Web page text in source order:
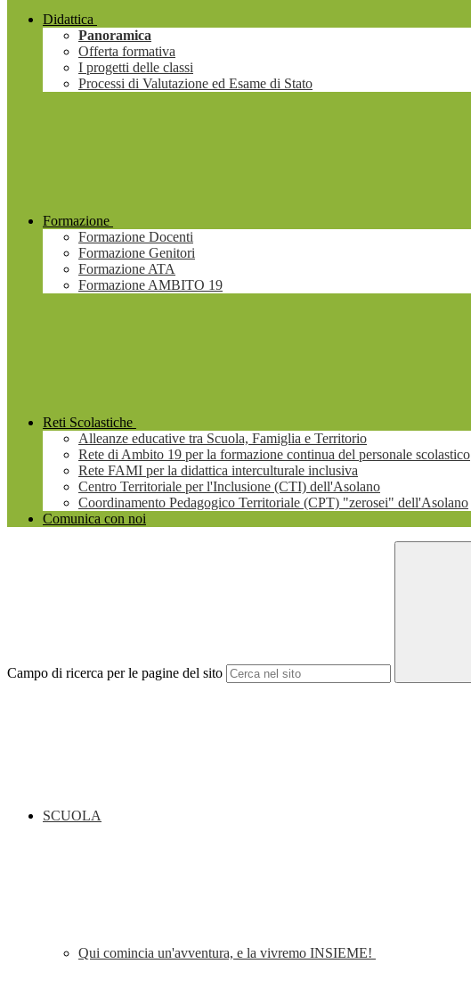
Didattica
Panoramica
Offerta formativa
I progetti delle classi
Processi di Valutazione ed Esame di Stato
Formazione
Formazione Docenti
Formazione Genitori
Formazione ATA
Formazione AMBITO 19
Reti Scolastiche
Alleanze educative tra Scuola, Famiglia e Territorio
Rete di Ambito 19 per la formazione continua del personale scolastico
Rete FAMI per la didattica interculturale inclusiva
Centro Territoriale per l'Inclusione (CTI) dell'Asolano
Coordinamento Pedagogico Territoriale (CPT) "zerosei" dell'Asolano
Comunica con noi
Campo di ricerca per le pagine del sito
SCUOLA
Qui comincia un'avventura, e la vivremo INSIEME!